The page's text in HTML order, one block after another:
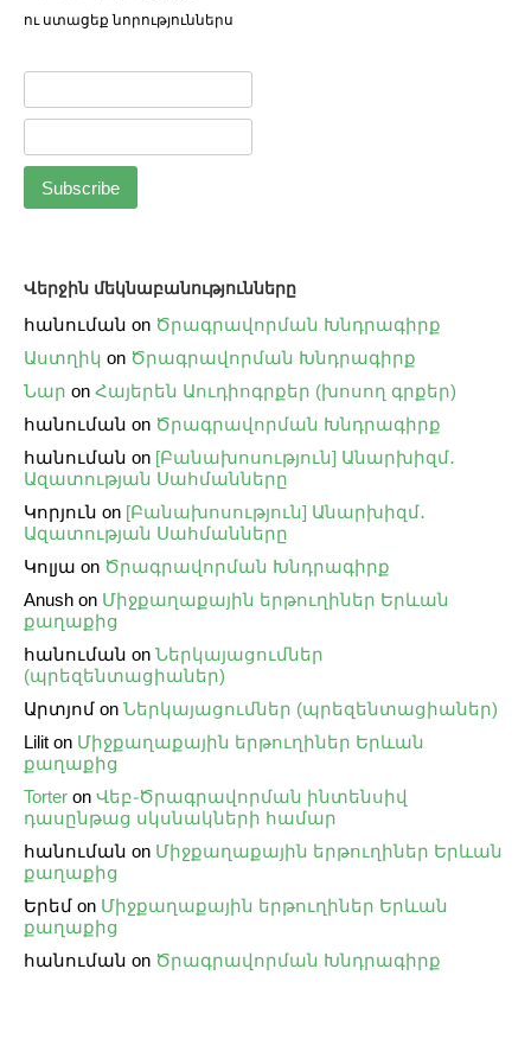
ու ստացեք նորություններս
Վերջին մեկնաբանությունները
հանուման on Ծրագրավորման Խնդրագիրք
Աստղիկ on Ծրագրավորման Խնդրագիրք
Նար on Հայերեն Աուդիոգրքեր (խոսող գրքեր)
հանուման on Ծրագրավորման Խնդրագիրք
հանուման on [Բանախոսություն] Անարխիզմ․
Ազատության Սահմանները
Կորյուն on [Բանախոսություն] Անարխիզմ․
Ազատության Սահմանները
Կոլյա on Ծրագրավորման Խնդրագիրք
Anush on Միջքաղաքային երթուղիներ Երևան
քաղաքից
հանուման on Ներկայացումներ
(պրեզենտացիաներ)
Արտյոմ on Ներկայացումներ (պրեզենտացիաներ)
Lilit on Միջքաղաքային երթուղիներ Երևան
քաղաքից
Torter on Վեբ֊Ծրագրավորման ինտենսիվ
դասընթաց սկսնակների համար
հանուման on Միջքաղաքային երթուղիներ Երևան
քաղաքից
Երեմ on Միջքաղաքային երթուղիներ Երևան
քաղաքից
հանուման on Ծրագրավորման Խնդրագիրք